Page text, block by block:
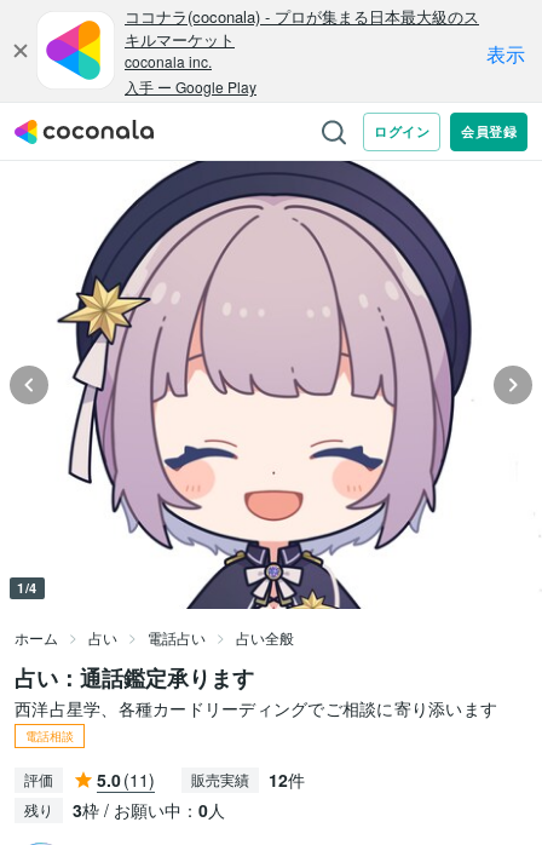
1/4
ホーム 占い 電話占い 占い全般
占い：通話鑑定承ります
西洋占星学、各種カードリーディングでご相談に寄り添います
電話相談
評価 5.0(11) 販売実績 12件
残り 3枠 / お願い中： 0人